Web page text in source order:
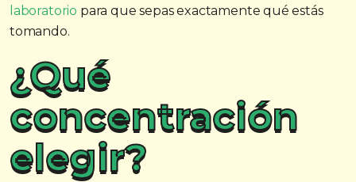
laboratorio para que sepas exactamente qué estás
tomando.
¿Qué
concentración
elegir?